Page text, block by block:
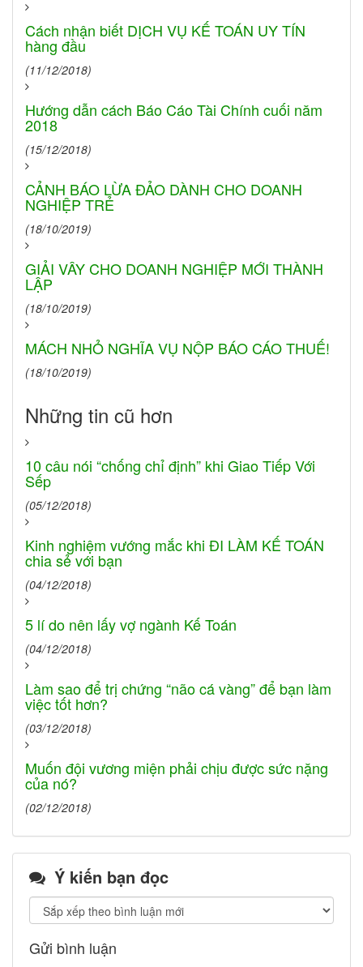
Cách nhận biết DỊCH VỤ KẾ TOÁN UY TÍN
hàng đầu
(11/12/2018)
Hướng dẫn cách Báo Cáo Tài Chính cuối năm
2018
(15/12/2018)
CẢNH BÁO LỪA ĐẢO DÀNH CHO DOANH
NGHIỆP TRẺ
(18/10/2019)
GIẢI VÂY CHO DOANH NGHIỆP MỚI THÀNH
LẬP
(18/10/2019)
MÁCH NHỎ NGHĨA VỤ NỘP BÁO CÁO THUẾ!
(18/10/2019)
Những tin cũ hơn
10 câu nói “chống chỉ định” khi Giao Tiếp Với
Sếp
(05/12/2018)
Kinh nghiệm vướng mắc khi ĐI LÀM KẾ TOÁN
chia sẻ với bạn
(04/12/2018)
5 lí do nên lấy vợ ngành Kế Toán
(04/12/2018)
Làm sao để trị chứng “não cá vàng” để bạn làm
việc tốt hơn?
(03/12/2018)
Muốn đội vương miện phải chịu được sức nặng
của nó?
(02/12/2018)
Ý kiến bạn đọc
Gửi bình luận